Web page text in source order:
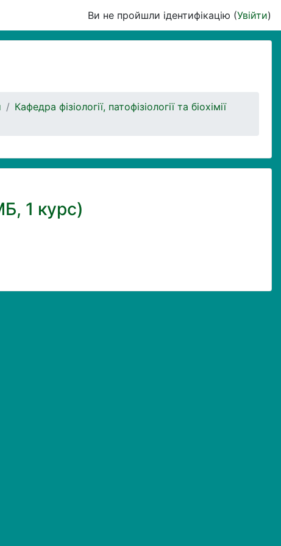
Ви не пройшли ідентифікацію (Увійти)
Кафедра фізіології, патофізіології та біохімії
1 курс)